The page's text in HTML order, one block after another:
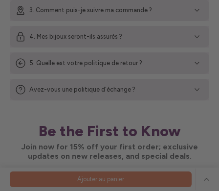
Ajouter au panier
3. Comment puis-je suivre ma commande ?
4. Mes bijoux seront-ils assurés ?
5. Quelle est votre politique de retour ?
Avez-vous une politique d'échange ?
Be the First to Know
Join now for 15% off your first order; exclusive
updates on new releases, and special deals.
By submitting this form, you are consenting to receive occasional promotions and updates
from Nueve Sterling. You acknowledge that the information you provide will be processed
in accordance with our Privacy Policy. You can unsubscribe at any time.